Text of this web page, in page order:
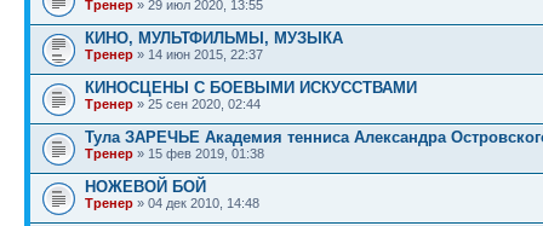
Тренер » 29 июл 2020, 13:55
КИНО, МУЛЬТФИЛЬМЫ, МУЗЫКА
Тренер » 14 июн 2015, 22:37
КИНОСЦЕНЫ С БОЕВЫМИ ИСКУССТВАМИ
Тренер » 25 сен 2020, 02:44
Тула ЗАРЕЧЬЕ Академия тенниса Александра
Тренер » 15 фев 2019, 01:38
НОЖЕВОЙ БОЙ
Тренер » 04 дек 2010, 14:48